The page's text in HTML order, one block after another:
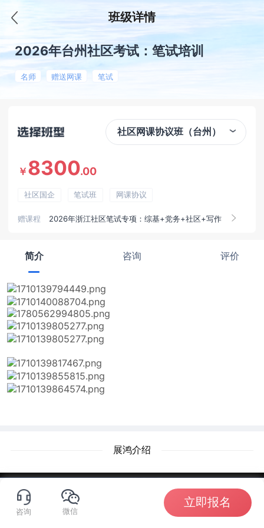
班级详情
2026年台州社区考试：笔试培训
名师 赠送网课 笔试
社区网课协议班（台州）
￥ 8300.00
社区国企 笔试班 网课协议
赠课程 2026年浙江社区笔试专项：综基+党务+社区+写作
简介 咨询 评价
展鸿介绍
咨询 微信
立即报名